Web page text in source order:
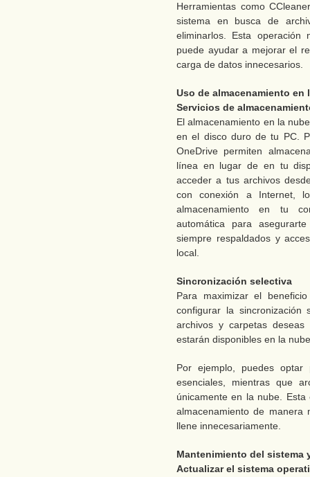
Herramientas como
sistema en busca de
eliminarlos. Esta
puede ayudar a mejorar el
carga de datos innecesarios.
Uso de almacenamiento en
Servicios de
El almacenamiento en la
en el disco duro de tu PC.
OneDrive permiten
línea en lugar de en tu
acceder a tus archivos
con conexión a Internet,
almacenamiento en tu
automática para
siempre respaldados y
local.
Sincronización selectiva
Para maximizar el
configurar la sincronización
archivos y carpetas
estarán disponibles en la
Por ejemplo, puedes
esenciales, mientras que
únicamente en la nube.
almacenamiento de
llene innecesariamente.
Mantenimiento del sistema
Actualizar el sistema